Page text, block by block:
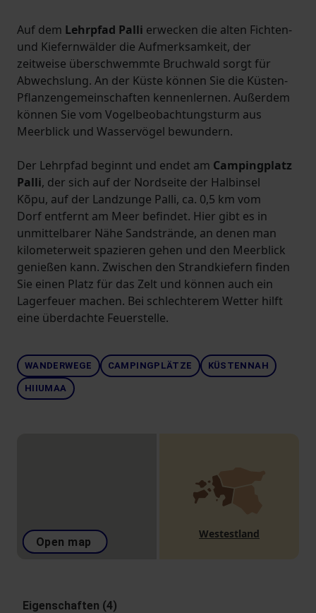
Auf dem Lehrpfad Palli erwecken die alten Fichten-
und Kiefernwälder die Aufmerksamkeit, der
zeitweise überschwemmte Bruchwald sorgt für
Abwechslung. An der Küste können Sie die Küsten-
Pflanzengemeinschaften kennenlernen. Außerdem
können Sie vom Vogelbeobachtungsturm aus
Meerblick und Wasservögel bewundern.
Der Lehrpfad beginnt und endet am Campingplatz
Palli, der sich auf der Nordseite der Halbinsel
Kõpu, auf der Landzunge Palli, ca. 0,5 km vom
Dorf entfernt am Meer befindet. Hier gibt es in
unmittelbarer Nähe Sandstrände, an denen man
kilometerweit spazieren gehen und den Meerblick
genießen kann. Zwischen den Strandkiefern finden
Sie einen Platz für das Zelt und können auch ein
Lagerfeuer machen. Bei schlechterem Wetter hilft
eine überdachte Feuerstelle.
WANDERWEGE CAMPINGPLÄTZE KÜSTENNAH
HIIUMAA
Open map
Westestland
Eigenschaften (4)